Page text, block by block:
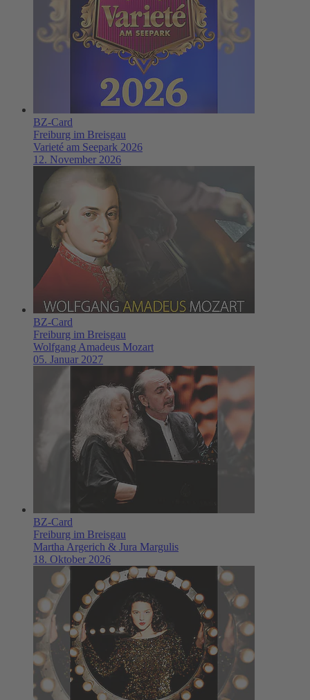
BZ-Card
Freiburg im Breisgau
Varieté am Seepark 2026
12. November 2026
BZ-Card
Freiburg im Breisgau
Wolfgang Amadeus Mozart
05. Januar 2027
BZ-Card
Freiburg im Breisgau
Martha Argerich & Jura Margulis
18. Oktober 2026